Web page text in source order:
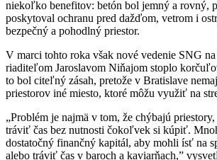
niekoľko benefitov: betón bol jemný a rovný,
poskytoval ochranu pred dažďom, vetrom i
bezpečný a pohodlný priestor.
V marci tohto roka však nové vedenie SNG
riaditeľom Jaroslavom Niňajom stoplo
to bol citeľný zásah, pretože v Bratislave
priestorov iné miesto, ktoré môžu využiť na
„Problém je najmä v tom, že chýbajú
tráviť čas bez nutnosti čokoľvek si kúpiť.
dostatočný finančný kapitál, aby mohli ísť na
alebo tráviť čas v baroch a kaviarňach,”